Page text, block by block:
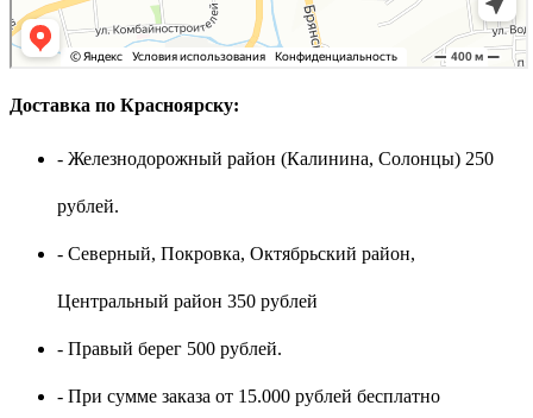
Доставка по Красноярску:
- Железнодорожный район (Калинина, Солонцы) 250
рублей.
- Северный, Покровка, Октябрьский район,
Центральный район 350 рублей
- Правый берег 500 рублей.
- При сумме заказа от 15.000 рублей бесплатно